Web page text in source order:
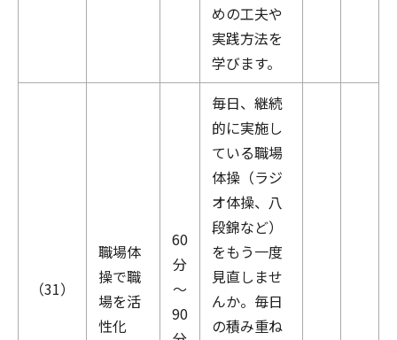
めの工夫や
実践方法を
学びます。
（31）
職場体
操で職
場を活
性化
60
分
～
90
毎日、継続
的に実施し
ている職場
体操（ラジ
オ体操、八
段錦など）
をもう一度
見直しませ
んか。毎日
の積み重ね